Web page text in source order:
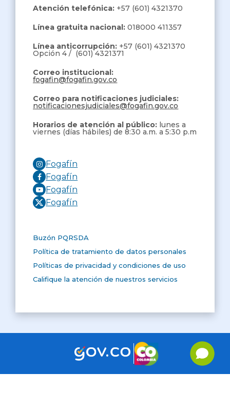
Atención telefónica: +57 (601) 4321370
Línea gratuita nacional: 018000 411357
Línea anticorrupción: +57 (601) 4321370
Opción 4 / (601) 4321371
Correo institucional:
fogafin@fogafin.gov.co
Correo para notificaciones judiciales:
notificacionesjudiciales@fogafin.gov.co
Horarios de atención al público: lunes a
viernes (días hábiles) de 8:30 a.m. a 5:30 p.m
Fogafín
Fogafín
Fogafín
Fogafín
Buzón PQRSDA
Política de tratamiento de datos personales
Políticas de privacidad y condiciones de uso
Califique la atención de nuestros servicios